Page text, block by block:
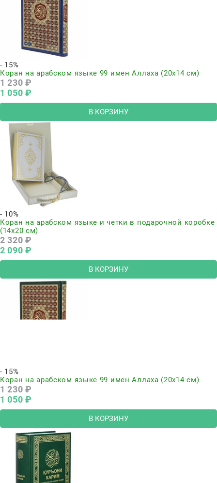
- 15%
Коран на арабском языке 99 имен Аллаха (20х14 см)
1 230 ₽
1 050 ₽
В КОРЗИНУ
- 10%
Коран на арабском языке и четки в подарочной коробке
(14х20 см)
2 320 ₽
2 090 ₽
В КОРЗИНУ
- 15%
Коран на арабском языке 99 имен Аллаха (20х14 см)
1 230 ₽
1 050 ₽
В КОРЗИНУ